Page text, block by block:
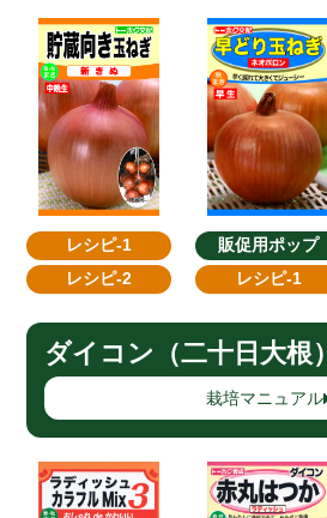
レシピ-1
レシピ-2
販促用ポップ
レシピ-1
ダイコン（二十日大根）
栽培マニュアル